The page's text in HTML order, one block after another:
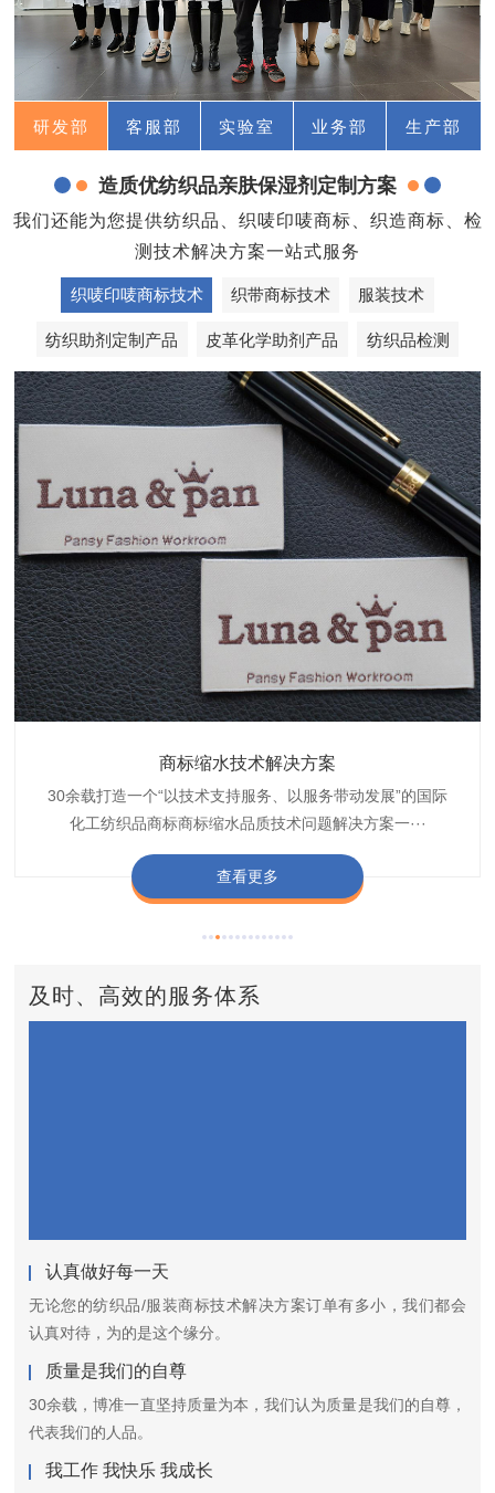
研发部 客服部 实验室 业务部 生产部
造质优纺织品亲肤保湿剂定制方案
我们还能为您提供纺织品、织唛印唛商标、织造商标、检
测技术解决方案一站式服务
织唛印唛商标技术 织带商标技术 服装技术
纺织助剂定制产品 皮革化学助剂产品 纺织品检测
商标抗染技术解决方案
博准30余载是中国守家纺织商标印染织唛化工商标抗染品质
技术问题解决方案定制专家,提供前处理,染色,印···
查看更多
织带商标缩水技术解决方案
博准是一家专注30余载设计研发织唛印唛商标、织带织带商
标缩水品质技术问题解决方案一站式服务提供商,匠···
查看更多
服装色差技术解决方案
博准30余载专注提供纺织品印唛、织唛织造服装色差品质问
题技术解决方案一站式服务商,以其精湛的技术,科···
查看更多
纺织品商标固色剂
博准经营多年是行业专业纺织品商标固色助剂,TJ-A622,TJ-
A622,FSD,FSE商标固色剂加···
查看更多
皮革湿摩擦增进剂
博准长期致力于皮革商标湿摩擦增进助剂TJ-A6588,湿摩擦
增进剂加工定制服务技术研究与应用,凭借丰···
查看更多
及时、高效的服务体系
认真做好每一天
无论您的纺织品/服装商标技术解决方案订单有多小，我们都会
认真对待，为的是这个缘分。
质量是我们的自尊
30余载，博准一直坚持质量为本，我们认为质量是我们的自尊，
代表我们的人品。
我工作 我快乐 我成长